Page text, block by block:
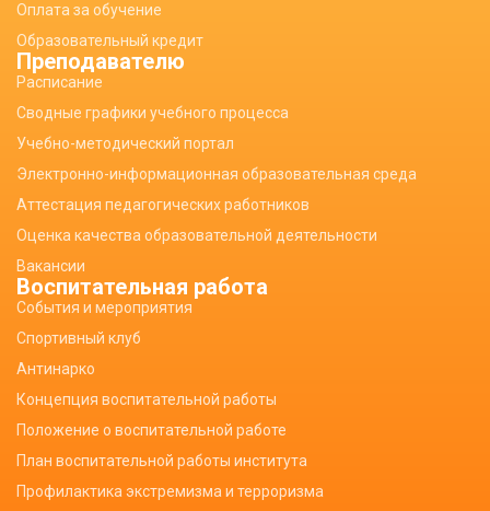
Оплата за обучение
Образовательный кредит
Преподавателю
Расписание
Сводные графики учебного процесса
Учебно-методический портал
Электронно-информационная образовательная среда
Аттестация педагогических работников
Оценка качества образовательной деятельности
Вакансии
Воспитательная работа
События и мероприятия
Спортивный клуб
Антинарко
Концепция воспитательной работы
Положение о воспитательной работе
План воспитательной работы института
Профилактика экстремизма и терроризма